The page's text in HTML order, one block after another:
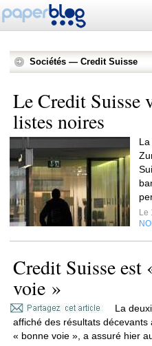
Sociétés — Credit Suisse
Le Credit Suisse
listes noires
Le
Credit Suisse est
voie »
La
affiché des résultats
« bonne voie », a assuré hier